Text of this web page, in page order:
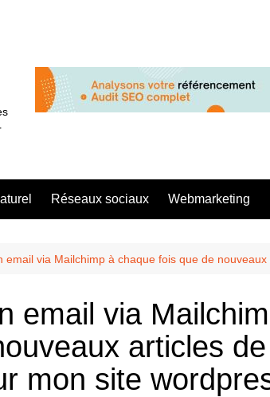
Réseaux sociaux Webmarketing
email via Mailchimp à chaque fois que de
email via
articles de
mon site